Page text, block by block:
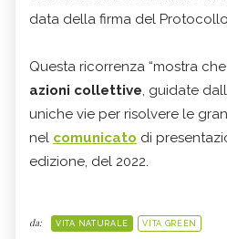
data della firma del
Questa ricorrenza “mostra che
azioni collettive, guidate
uniche vie per risolvere le
nel comunicato di
edizione, del 2022.
da: VITA NATURALE VITA GREEN